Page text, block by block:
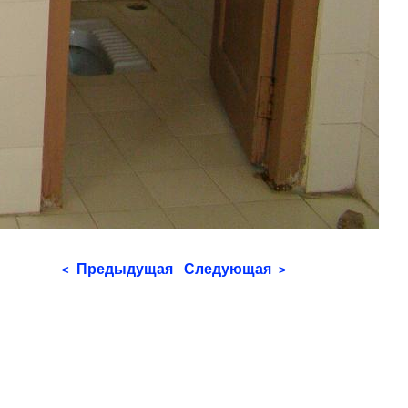
< Предыдущая Следующая >